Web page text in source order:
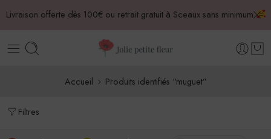
Livraison offerte dès 100€ ou retrait gratuit à Sceaux sans minimum
Accueil Produits identifiés “muguet”
Filtres